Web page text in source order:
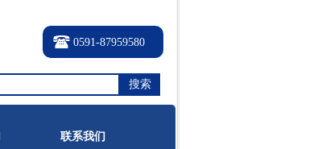
0591-87959580
搜索
联系我们